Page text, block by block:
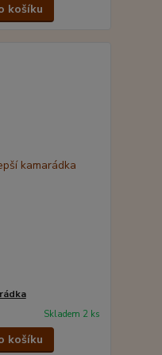
košíku
Skladem 2 ks
košíku